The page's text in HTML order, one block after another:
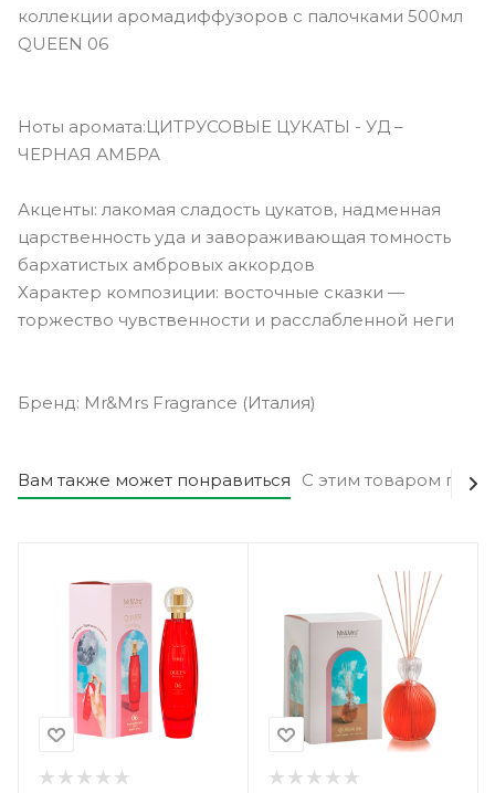
коллекции аромадиффузоров с палочками 500мл
QUEEN 06
Ноты аромата:ЦИТРУСОВЫЕ ЦУКАТЫ - УД –
ЧЕРНАЯ АМБРА
Акценты: лакомая сладость цукатов, надменная
царственность уда и завораживающая томность
бархатистых амбровых аккордов
Характер композиции: восточные сказки —
торжество чувственности и расслабленной неги
Бренд: Mr&Mrs Fragrance (Италия)
Вам также может понравиться С этим товаром